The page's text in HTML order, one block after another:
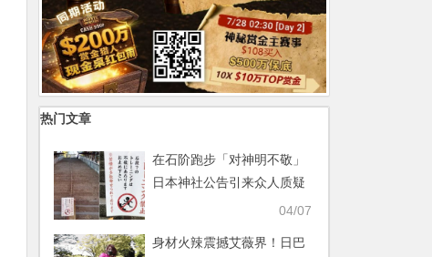
热门文章
在石阶跑步「对神明不敬」
日本神社公告引来众人质疑
04/07
身材火辣震撼艾薇界！日巴